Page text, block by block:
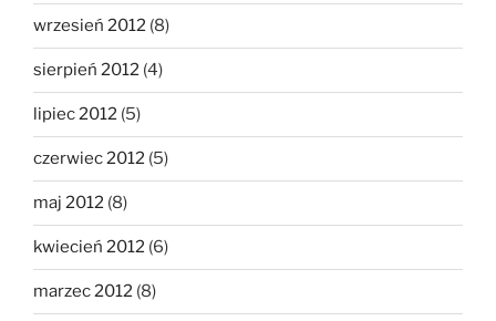
wrzesień 2012 (8)
sierpień 2012 (4)
lipiec 2012 (5)
czerwiec 2012 (5)
maj 2012 (8)
kwiecień 2012 (6)
marzec 2012 (8)